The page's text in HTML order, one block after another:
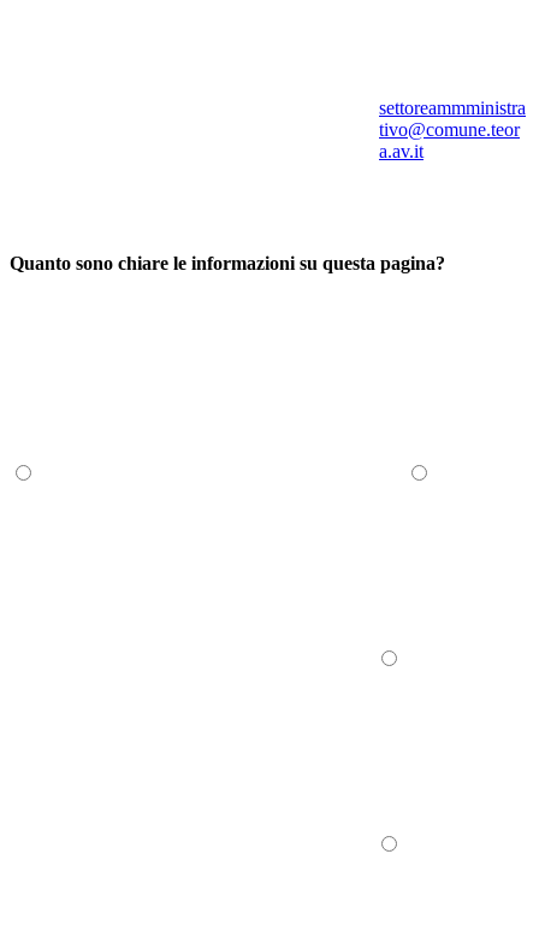
settoreammministra
tivo@comune.teor
a.av.it
Quanto sono chiare le informazioni su questa pagina?